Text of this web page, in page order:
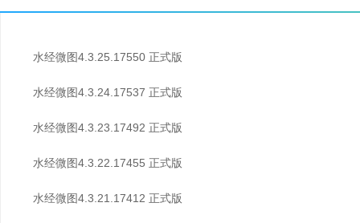
水经微图4.3.25.17550 正式版
水经微图4.3.24.17537 正式版
水经微图4.3.23.17492 正式版
水经微图4.3.22.17455 正式版
水经微图4.3.21.17412 正式版